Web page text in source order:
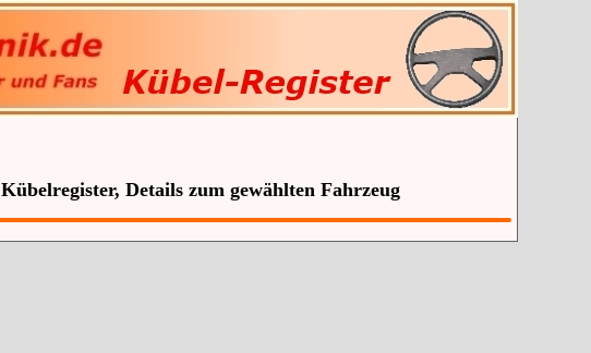
Kübelregister, Details zum gewählten Fahrzeug